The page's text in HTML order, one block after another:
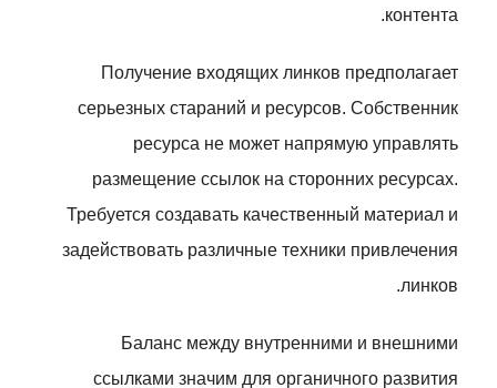
контента.
Получение входящих линков предполагает
серьезных стараний и ресурсов. Собственник
ресурса не может напрямую управлять
размещение ссылок на сторонних ресурсах.
Требуется создавать качественный материал и
задействовать различные техники привлечения
линков.
Баланс между внутренними и внешними
ссылками значим для органичного развития